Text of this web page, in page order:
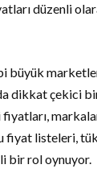
düzenli
büyük
dikkat çekici
fiyatları,
fiyat listeleri,
bir rol oynuyor.